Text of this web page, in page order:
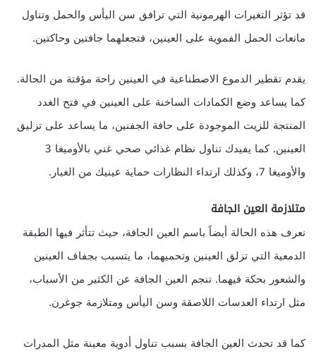
قد تؤثر التغيرات الهرمونية التي ترافق سن اليأس والحمل وتناول
مانعات الحمل الفموية على العينين، فتجعلهما جافتين وحاكتين.
يقدم تقطير الدموع الاصطناعية في العينين راحة مؤقتة من الحالة.
كما يساعد وضع الكمادات الساخنة على العينين في فتح الغدد
المنتجة للزيت الموجودة على حافة الجفنين، ما يساعد على تزليق
العينين. كما يفيدك تناول نظام غذائي صحي غني بالأوميغا 3
والأوميغا 7، وكذلك ارتداء النظارات حماية عينيك من الغبار.
متلازمة العين الجافة
نعرف هذه الحالة أيضاً باسم العين الجافة، حيث تتأثر فيها الطبقة
الدمعية التي تزلق العينين وتحميهما، ما يتسبب بجفاف العينين
والشعور بحكة فيهما. تنجم العين الجافة عن الكثير من الأسباب،
مثل ارتداء العدسات اللاصقة وسن اليأس ومتلازمة جوغرن.
كما قد تحدث العين الجافة بسبب تناول أدوية معينة مثل المدرات